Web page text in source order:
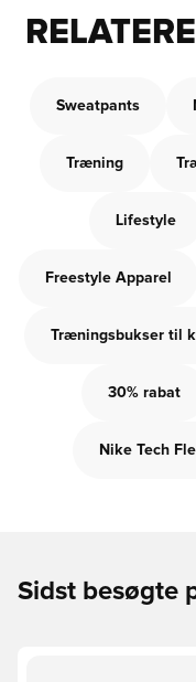
Sweatpants
Træning
Lifestyle
Freestyle Apparel
Træningsbukser til
30% rabat
Nike Tech
Sidst besøgte